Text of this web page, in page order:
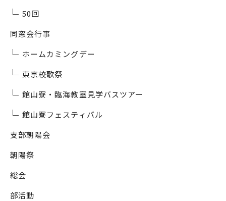
50回
同窓会行事
ホームカミングデー
東京校歌祭
館山寮・臨海教室見学バスツアー
館山寮フェスティバル
支部朝陽会
朝陽祭
総会
部活動